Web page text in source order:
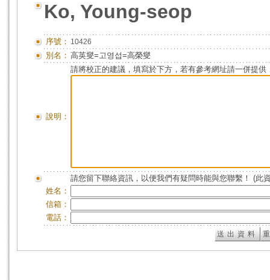
Ko, Young-seop
序號： 10426
別名： 高英燮=고영섭=高榮燮
說明：
請將校正的建議，填寫於下方，若有參考網址請一併提供
請您留下聯絡資訊，以便我們有疑問時能與您聯繫！ (此
姓名：
信箱：
電話：